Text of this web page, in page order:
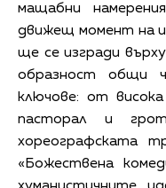
мащабни
движещ момент на
ще се изгради
образност общи
ключове: от
пасторал и
хореографската
«Божествена